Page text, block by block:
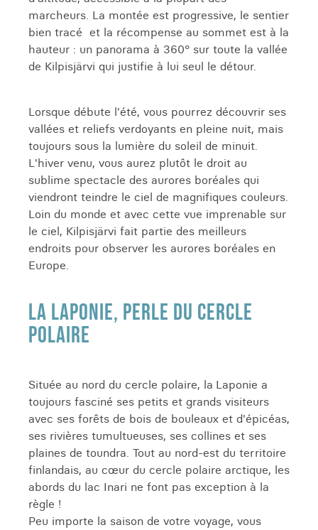
marcheurs. La montée est progressive, le sentier
bien tracé et la récompense au sommet est à la
hauteur : un panorama à 360° sur toute la vallée
de Kilpisjärvi qui justifie à lui seul le détour.
Lorsque débute l'été, vous pourrez découvrir ses
vallées et reliefs verdoyants en pleine nuit, mais
toujours sous la lumière du soleil de minuit.
L'hiver venu, vous aurez plutôt le droit au
sublime spectacle des aurores boréales qui
viendront teindre le ciel de magnifiques couleurs.
Loin du monde et avec cette vue imprenable sur
le ciel, Kilpisjärvi fait partie des meilleurs
endroits pour observer les aurores boréales en
Europe.
LA LAPONIE, PERLE DU CERCLE
POLAIRE
Située au nord du cercle polaire, la Laponie a
toujours fasciné ses petits et grands visiteurs
avec ses forêts de bois de bouleaux et d'épicéas,
ses rivières tumultueuses, ses collines et ses
plaines de toundra. Tout au nord-est du territoire
finlandais, au cœur du cercle polaire arctique, les
abords du lac Inari ne font pas exception à la
règle !
Peu importe la saison de votre voyage, vous